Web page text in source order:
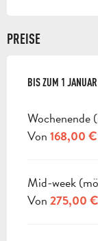
PREISE
AB3 JANUAR 2026
BIS ZUM 1
Wochenende
Von 168,00 €
Mid-week
Von 275,00 €